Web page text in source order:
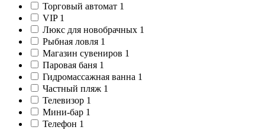
Торговый автомат 1
VIP 1
Люкс для новобрачных 1
Рыбная ловля 1
Магазин сувениров 1
Паровая баня 1
Гидромассажная ванна 1
Частный пляж 1
Телевизор 1
Мини-бар 1
Телефон 1